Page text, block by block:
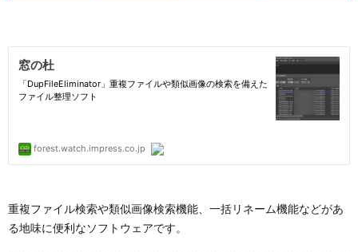
重複ファイル検索や類似画像検索機能、一括リネーム機能などがあ
る地味に便利なソフトウェアです。